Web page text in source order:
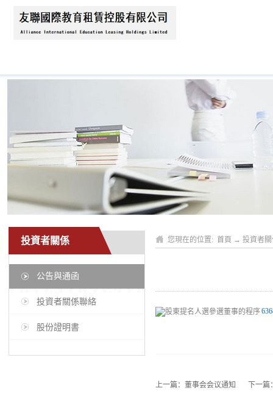
投資者關係
公告與通函
投資者關係聯絡
股份證明書
您現在的位置: 首頁 → 投資者
上一篇： 董事会会议通知 下一篇